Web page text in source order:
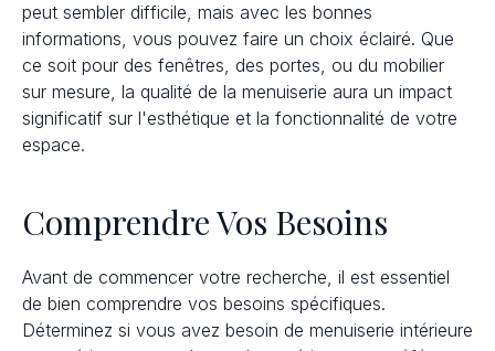
peut sembler difficile, mais avec les bonnes
informations, vous pouvez faire un choix éclairé. Que
ce soit pour des fenêtres, des portes, ou du mobilier
sur mesure, la qualité de la menuiserie aura un impact
significatif sur l'esthétique et la fonctionnalité de votre
espace.
Comprendre Vos Besoins
Avant de commencer votre recherche, il est essentiel
de bien comprendre vos besoins spécifiques.
Déterminez si vous avez besoin de menuiserie intérieure